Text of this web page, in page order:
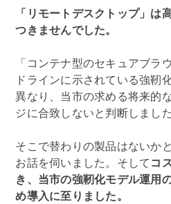
「リモートデスクトップ」は
つきませんでした。
「コンテナ型のセキュアブラ
ドラインに示されている強靭
異なり、当市の求める将来的
ジに合致しないと判断しました
そこで替わりの製品はないか
お話を伺いました。そしてコ
き、当市の強靭化モデル運用
め導入に至りました。